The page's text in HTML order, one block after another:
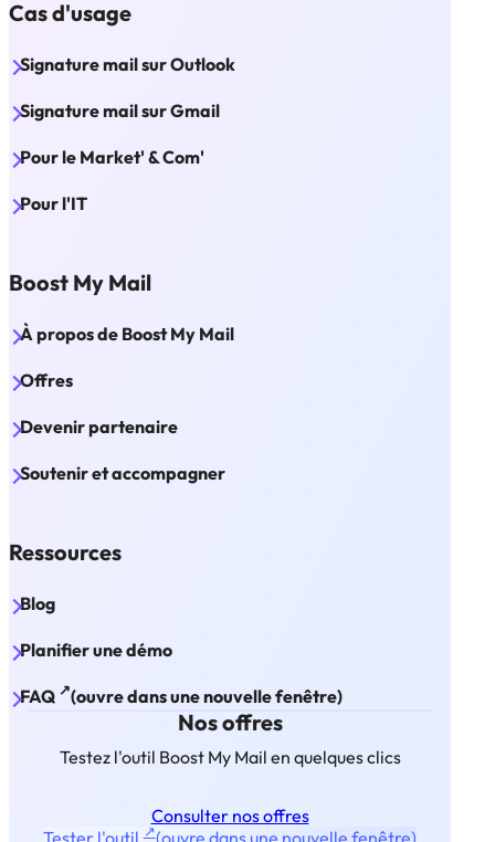
Cas d'usage
Signature mail sur Outlook
Signature mail sur Gmail
Pour le Market' & Com'
Pour l'IT
Boost My Mail
À propos de Boost My Mail
Offres
Devenir partenaire
Soutenir et accompagner
Ressources
Blog
Planifier une démo
FAQ ↗(ouvre dans une nouvelle fenêtre)
Nos offres
Testez l'outil Boost My Mail en quelques clics
Consulter nos offres
↗